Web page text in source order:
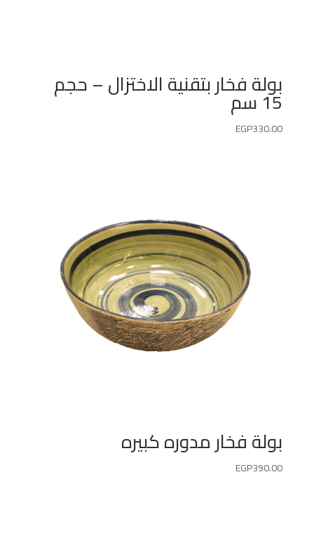
بولة فخار بتقنية الاختزال – حجم
15 سم
EGP330.00
بولة فخار مدوره كبيره
EGP390.00